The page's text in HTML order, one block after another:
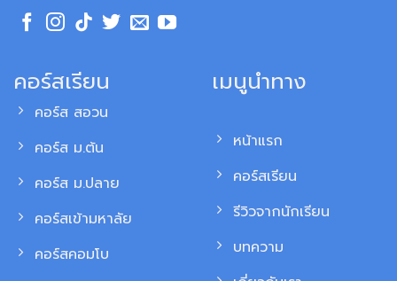
คอร์สเรียน
คอร์ส สอวน
คอร์ส ม.ต้น
คอร์ส ม.ปลาย
คอร์สเข้ามหาลัย
คอร์สคอมโบ
เมนูนำทาง
หน้าแรก
คอร์สเรียน
รีวิวจากนักเรียน
บทความ